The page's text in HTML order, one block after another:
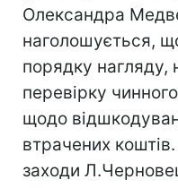
Олександра
наголошується,
порядку нагляду,
перевірку
щодо
втрачених
заходи